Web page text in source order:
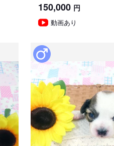
150,000 円
動画あり